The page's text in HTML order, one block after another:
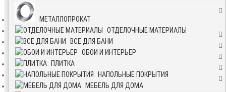
МЕТАЛЛОПРОКАТ
ОТДЕЛОЧНЫЕ МАТЕРИАЛЫ
ВСЕ ДЛЯ БАНИ
ОБОИ И ИНТЕРЬЕР
ПЛИТКА
НАПОЛЬНЫЕ ПОКРЫТИЯ
МЕБЕЛЬ ДЛЯ ДОМА